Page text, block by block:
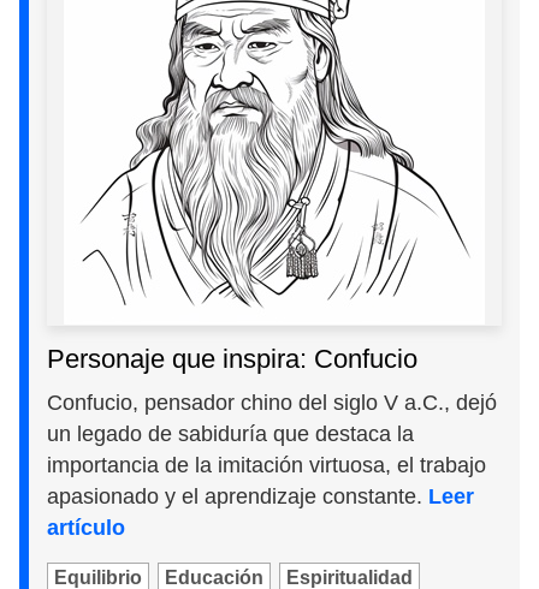
Personaje que inspira: Confucio
Confucio, pensador chino del siglo V a.C., dejó
un legado de sabiduría que destaca la
importancia de la imitación virtuosa, el trabajo
apasionado y el aprendizaje constante. Leer
artículo
Equilibrio Educación Espiritualidad